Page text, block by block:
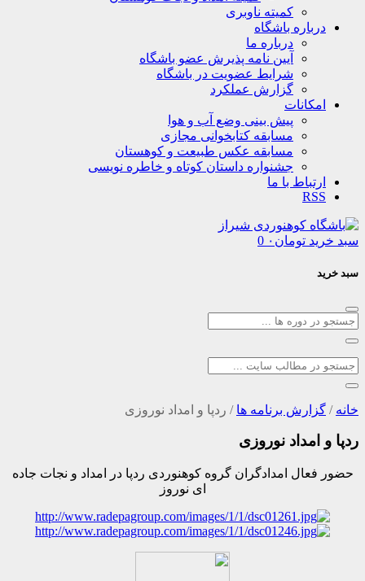
کمیته ناوبری
باشگاه
درباره ما
آیین نامه پذیرش عضو باشگاه
شرایط عضویت در باشگاه
گزارش عملکرد
پیش بینی وضع آب و هوا
مسابقه کتابخوانی مجازی
مسابقه عکس طبیعت و کوهستان
جشنواره داستان کوتاه و خاطره نویسی
با ما
تومان۰ 0
برنامه ها / ردپا و امداد نوروزی
نوروزی
امدادگران گروه کوهنوردی ردپا در امداد و نجات جاده